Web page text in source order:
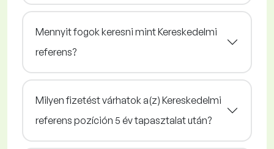
Mennyit fogok keresni mint Kereskedelmi
referens?
Milyen fizetést várhatok a(z) Kereskedelmi
referens pozíción 5 év tapasztalat után?